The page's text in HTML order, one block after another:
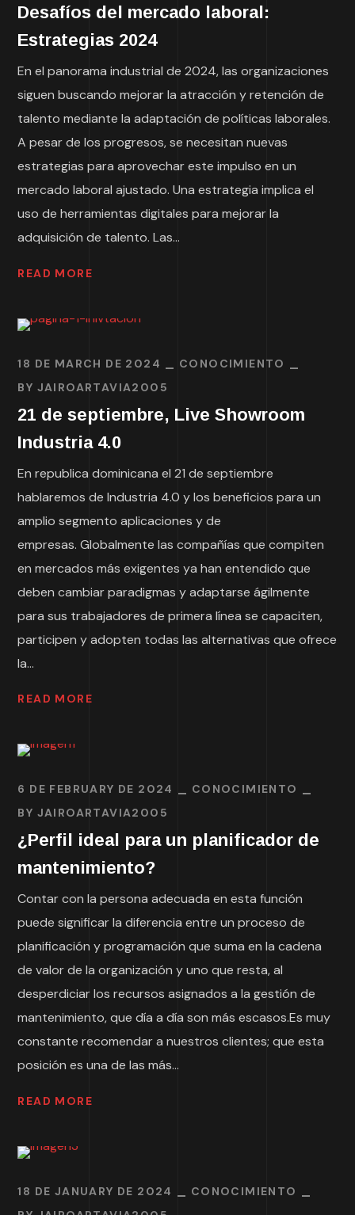
Desafíos del mercado laboral:
Estrategias 2024
En el panorama industrial de 2024, las organizaciones
siguen buscando mejorar la atracción y retención de
talento mediante la adaptación de políticas laborales.
A pesar de los progresos, se necesitan nuevas
estrategias para aprovechar este impulso en un
mercado laboral ajustado. Una estrategia implica el
uso de herramientas digitales para mejorar la
adquisición de talento. Las...
READ MORE
18 DE MARCH DE 2024
CONOCIMIENTO
BY JAIROARTAVIA2005
21 de septiembre, Live Showroom
Industria 4.0
En republica dominicana el 21 de septiembre
hablaremos de Industria 4.0 y los beneficios para un
amplio segmento aplicaciones y de
empresas. Globalmente las compañías que compiten
en mercados más exigentes ya han entendido que
deben cambiar paradigmas y adaptarse ágilmente
para sus trabajadores de primera línea se capaciten,
participen y adopten todas las alternativas que ofrece
la...
READ MORE
6 DE FEBRUARY DE 2024
CONOCIMIENTO
BY JAIROARTAVIA2005
¿Perfil ideal para un planificador de
mantenimiento?
Contar con la persona adecuada en esta función
puede significar la diferencia entre un proceso de
planificación y programación que suma en la cadena
de valor de la organización y uno que resta, al
desperdiciar los recursos asignados a la gestión de
mantenimiento, que día a día son más escasos.Es muy
constante recomendar a nuestros clientes; que esta
posición es una de las más...
READ MORE
18 DE JANUARY DE 2024
CONOCIMIENTO